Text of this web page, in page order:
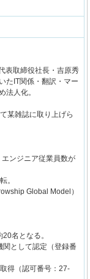
表取締役社長・吉原秀
たIT関係・翻訳・マー
法人化。
某雑誌に取り上げら
ンジニア従業員数が
。
Global Model）
名となる。
として認定（登録番
得（認可番号：27-